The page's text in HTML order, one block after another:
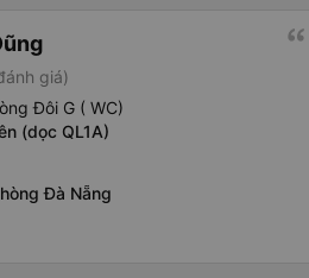
giá)
Đôi G ( WC)
(dọc QL1A)
Đà Nẵng